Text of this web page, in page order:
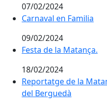
07/02/2024
Carnaval en Familia
Carnaval en Familia
09/02/2024
Festa de la Matança.
Festa de la Matança.
18/02/2024
Reportatge de la
del Berguedà